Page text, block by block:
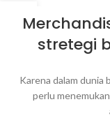
10
MAR
stretegi
Karena dalam dunia
perlu